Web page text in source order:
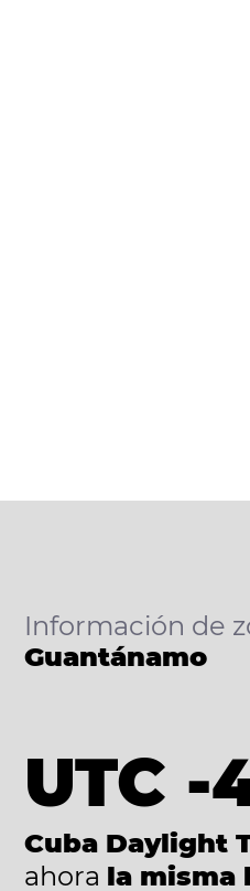
Información de
Guantánamo
UTC -
Cuba Daylight
ahora la misma